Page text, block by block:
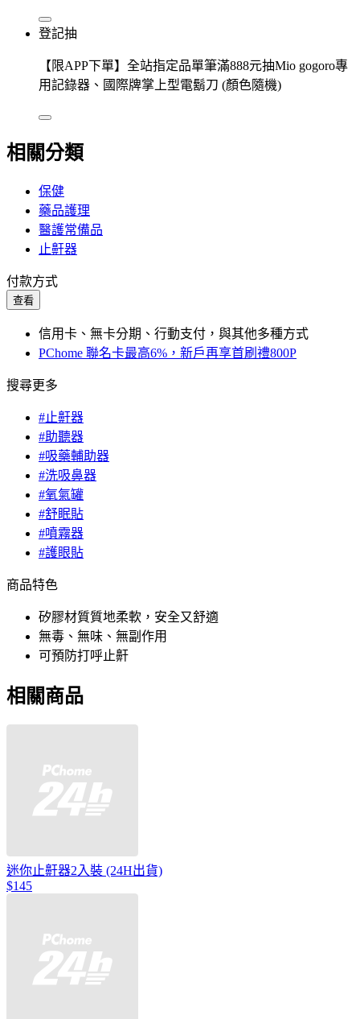
登記抽
【限APP下單】全站指定品單筆滿888元抽Mio gogoro專
用記錄器、國際牌掌上型電鬍刀 (顏色隨機)
相關分類
保健
藥品護理
醫護常備品
止鼾器
付款方式
查看
信用卡、無卡分期、行動支付，與其他多種方式
PChome 聯名卡最高6%，新戶再享首刷禮800P
搜尋更多
#止鼾器
#助聽器
#吸藥輔助器
#洗吸鼻器
#氧氣罐
#舒眠貼
#噴霧器
#護眼貼
商品特色
矽膠材質質地柔軟，安全又舒適
無毒、無味、無副作用
可預防打呼止鼾
相關商品
迷你止鼾器2入裝 (24H出貨)
$145